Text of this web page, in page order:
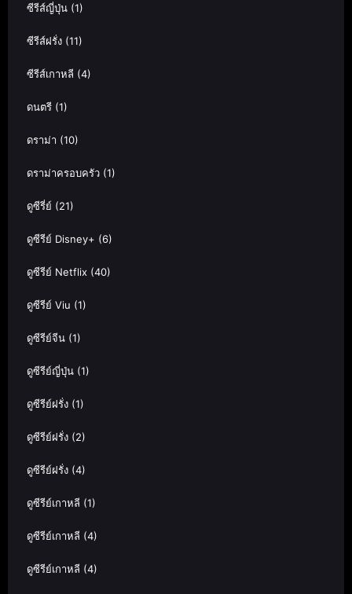
ซีรีส์ญี่ปุ่น (1)
ซีรีส์ฝรั่ง (11)
ซีรีส์เกาหลี (4)
ดนตรี (1)
ดราม่า (10)
ดราม่าครอบครัว (1)
ดูซีรี่ย์ (21)
ดูซีรีย์ Disney+ (6)
ดูซีรีย์ Netflix (40)
ดูซีรีย์ Viu (1)
ดูซีรีย์จีน (1)
ดูซีรีย์ญี่ปุ่น (1)
ดูซีรีย์ฝรั่ง (1)
ดูซีรีย์ฝรั่ง (2)
ดูซีรีย์ฝรั่ง (4)
ดูซีรีย์เกาหลี (1)
ดูซีรีย์เกาหลี (4)
ดูซีรีย์เกาหลี (4)